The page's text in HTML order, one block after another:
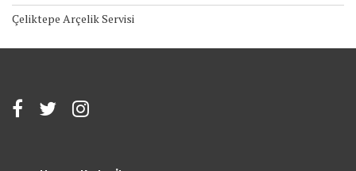
Çeliktepe Arçelik Servisi